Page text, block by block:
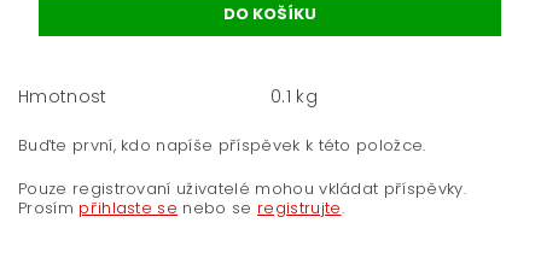
Hmotnost 0.1 kg
Buďte první, kdo napíše příspěvek k této položce.
Pouze registrovaní uživatelé mohou vkládat příspěvky.
Prosím přihlaste se nebo se registrujte.